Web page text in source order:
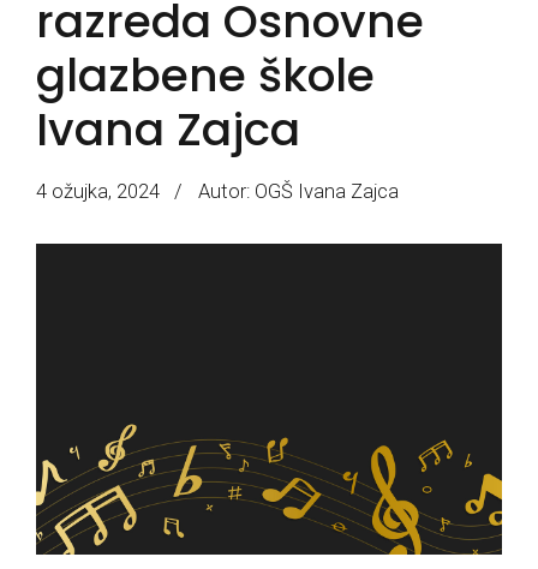
razreda Osnovne
glazbene škole
Ivana Zajca
4 ožujka, 2024 Autor: OGŠ Ivana Zajca